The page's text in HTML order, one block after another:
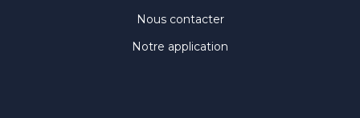
Nous contacter
Notre application